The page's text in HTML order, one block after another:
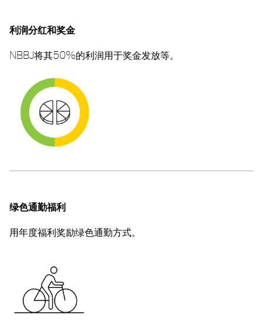
利润分红和奖金
NBBJ将其50%的利润用于奖金发放等。
绿色通勤福利
用年度福利奖励绿色通勤方式。